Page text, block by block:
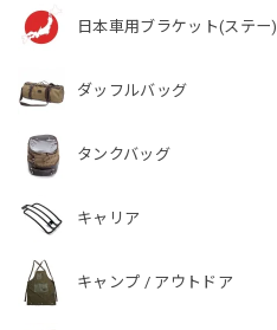
日本車用ブラケット(ステー)
ダッフルバッグ
タンクバッグ
キャリア
キャンプ / アウトドア